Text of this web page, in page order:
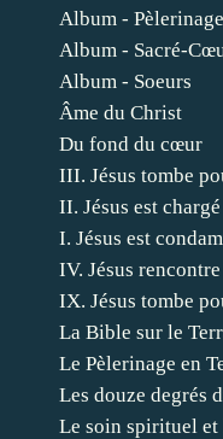
Album -
Album - Sacré-
Album - Soeurs
Âme du Christ
Du fond du cœur
III. Jésus tombe
II. Jésus est
I. Jésus est
IV. Jésus rencontre
IX. Jésus tombe
La Bible sur le
Le Pèlerinage en
Les douze degrés
Le soin spirituel